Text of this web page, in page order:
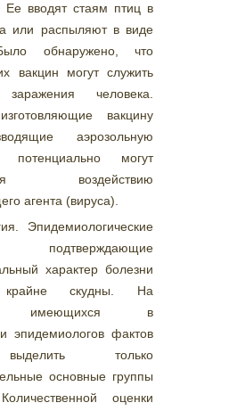
Ее вводят стаям птиц в
или распыляют в виде
обнаружено, что
вакцин могут служить
заражения человека.
вакцину
аэрозольную
потенциально могут
воздействию
агента (вируса).
Эпидемиологические
характер болезни
крайне скудны. На
имеющихся в
эпидемиологов фактов
только
основные группы
оценки